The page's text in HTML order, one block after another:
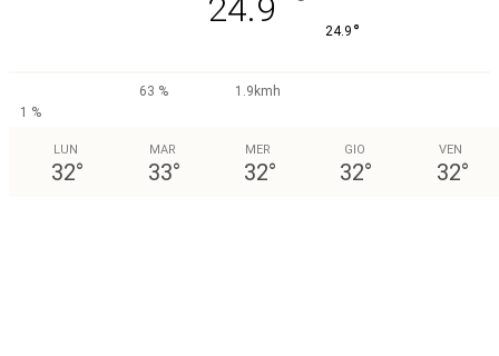
24.9
24.9 °
63 %
1.9kmh
1 %
LUN
32°
MAR
33°
MER
32°
GIO
32°
VEN
32°